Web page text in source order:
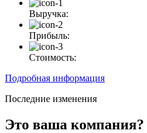
Выручка:
Прибыль:
Стоимость:
Подробная информация
Последние изменения
Это ваша компания?